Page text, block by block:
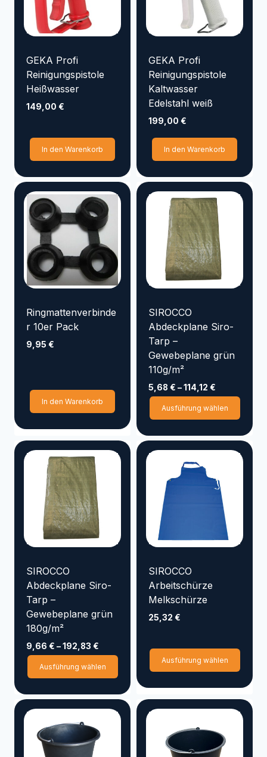
GEKA Profi
Reinigungspistole
Heißwasser
149,00 €
In den Warenkorb
GEKA Profi
Reinigungspistole
Kaltwasser
Edelstahl weiß
199,00 €
In den Warenkorb
Ringmattenverbinde
r 10er Pack
9,95 €
In den Warenkorb
SIROCCO
Abdeckplane Siro-
Tarp –
Gewebeplane grün
110g/m²
5,68 € –114,12 €
Ausführung wählen
weist
auf
SIROCCO
Abdeckplane Siro-
Tarp –
Gewebeplane grün
180g/m²
9,66 € –192,83 €
Ausführung wählen
Dieses
Produkt
weist
mehrere
Varianten
SIROCCO
Arbeitschürze
Melkschürze
25,32 €
Ausführung wählen
weist